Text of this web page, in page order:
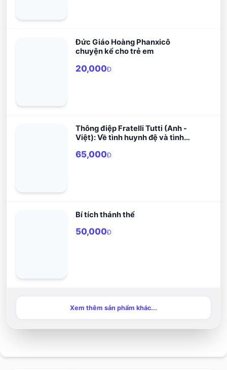
Đức Giáo Hoàng Phanxicô
chuyện kể cho trẻ em
20,000Đ
Thông điệp Fratelli Tutti (Anh -
Việt): Về tình huynh đệ và tình
65,000Đ
Bí tích thánh thể
50,000Đ
Xem thêm sản phẩm khác...